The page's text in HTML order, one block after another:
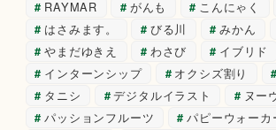
RAYMAR がんも こんにゃく
はさみます。
びる川 みかん
やまだゆきえ
わさび
イブリド
インターンシップ
オクシズ割り
タニシ
デジタルイラスト
ヌー
パッションフルーツ
パピーウォーカ